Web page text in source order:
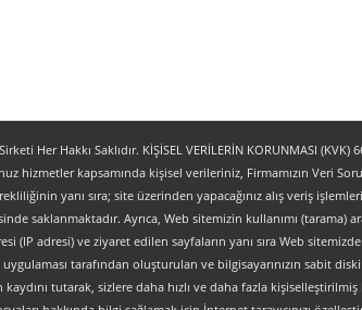
Hakkı Saklıdır. KİŞİSEL VERİLERİN KORUNMASI (KVK)
hizmetler kapsamında kişisel verileriniz, Firmamızın Veri
yanı sıra; site üzerinden yapacağınız alış veriş
saklanmaktadır. Ayrıca, Web sitemizin kullanımı (tarama)
(IP adresi) ve ziyaret edilen sayfaların yanı sıra Web
tarafından oluşturulan ve bilgisayarınızın sabit
tutarak, sizlere daha hızlı ve daha fazla